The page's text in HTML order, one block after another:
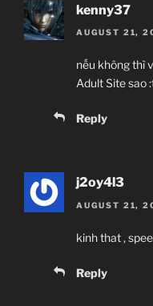
kenny37
AUGUST 21,
nếu không thì
Adult Site sao
Reply
j2oy4l3
AUGUST 21,
kinh that ,
Reply